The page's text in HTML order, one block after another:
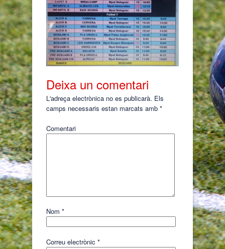
Deixa un comentari
L'adreça electrònica no es publicarà. Els
camps necessaris estan marcats amb *
Comentari
Nom *
Correu electrònic *